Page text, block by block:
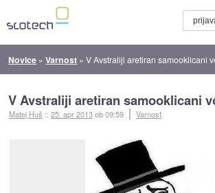
Novice »Varnost »V Avstraliji aretiran samooklicani
V Avstraliji aretiran samooklicani
Matej Huš ::25. apr 2013ob 09:59 Varnost